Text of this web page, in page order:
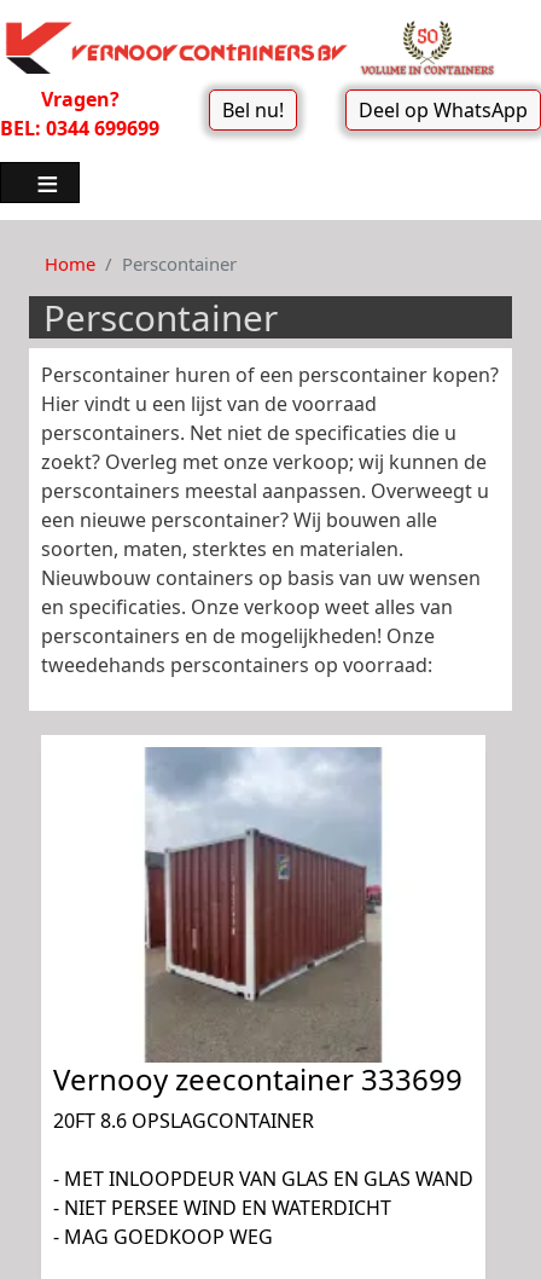
Vragen?
BEL: 0344 699699
Bel nu! Deel op WhatsApp
Home Perscontainer
Perscontainer
Perscontainer huren of een perscontainer kopen?
Hier vindt u een lijst van de voorraad
perscontainers. Net niet de specificaties die u
zoekt? Overleg met onze verkoop; wij kunnen de
perscontainers meestal aanpassen. Overweegt u
een nieuwe perscontainer? Wij bouwen alle
soorten, maten, sterktes en materialen.
Nieuwbouw containers op basis van uw wensen
en specificaties. Onze verkoop weet alles van
perscontainers en de mogelijkheden! Onze
tweedehands perscontainers op voorraad:
Vernooy zeecontainer 333699
20FT 8.6 OPSLAGCONTAINER
- MET INLOOPDEUR VAN GLAS EN GLAS WAND
- NIET PERSEE WIND EN WATERDICHT
- MAG GOEDKOOP WEG